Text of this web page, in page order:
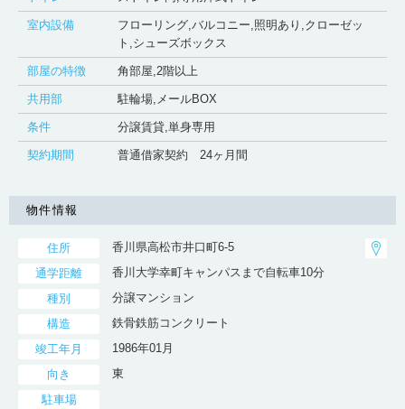
室内設備
フローリング,バルコニー,照明あり,クローゼッ
ト,シューズボックス
部屋の特徴 角部屋,2階以上
共用部 駐輪場,メールBOX
条件 分譲賃貸,単身専用
契約期間 普通借家契約 24ヶ月間
物件情報
住所
香川県高松市井口町6-5
通学距離
香川大学幸町キャンパスまで自転車10分
種別
分譲マンション
構造
鉄骨鉄筋コンクリート
竣工年月
1986年01月
向き
東
駐車場